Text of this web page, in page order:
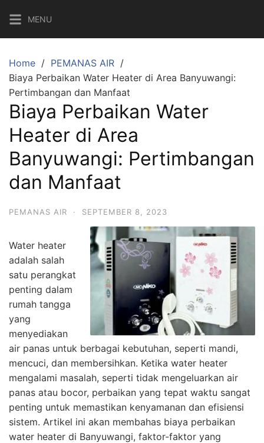
MENU
Home
PEMANAS AIR
Biaya Perbaikan Water Heater di Area Banyuwangi:
Pertimbangan dan Manfaat
Biaya Perbaikan Water
Heater di Area
Banyuwangi: Pertimbangan
dan Manfaat
PEMANAS AIR · SEPTEMBER 8, 2023
Water heater
adalah salah
satu perangkat
penting dalam
rumah tangga
yang
menyediakan
air panas untuk berbagai kebutuhan, seperti mandi,
mencuci, dan membersihkan. Ketika water heater
mengalami masalah, seperti tidak mengeluarkan air
panas atau bocor, perbaikan yang tepat waktu sangat
penting untuk memastikan kenyamanan dan efisiensi
sistem. Artikel ini akan membahas biaya perbaikan
water heater di Banyuwangi, faktor-faktor yang